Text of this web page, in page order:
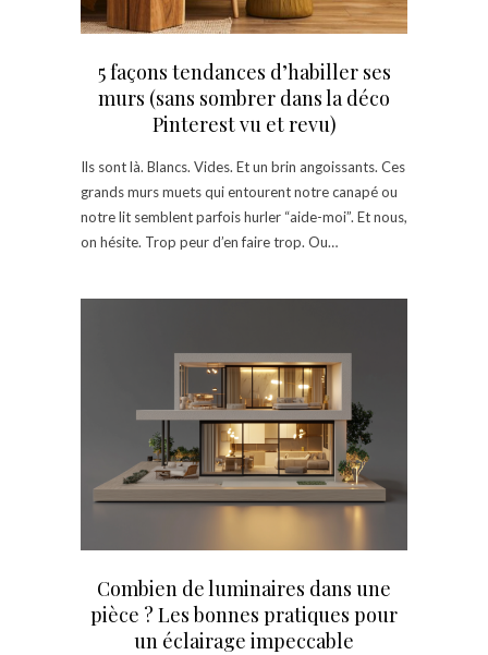
5 façons tendances d’habiller ses
murs (sans sombrer dans la déco
Pinterest vu et revu)
Ils sont là. Blancs. Vides. Et un brin angoissants. Ces
grands murs muets qui entourent notre canapé ou
notre lit semblent parfois hurler “aide-moi”. Et nous,
on hésite. Trop peur d’en faire trop. Ou…
Combien de luminaires dans une
pièce ? Les bonnes pratiques pour
un éclairage impeccable